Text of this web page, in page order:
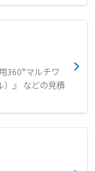
360°マルチワ
）』 などの見積